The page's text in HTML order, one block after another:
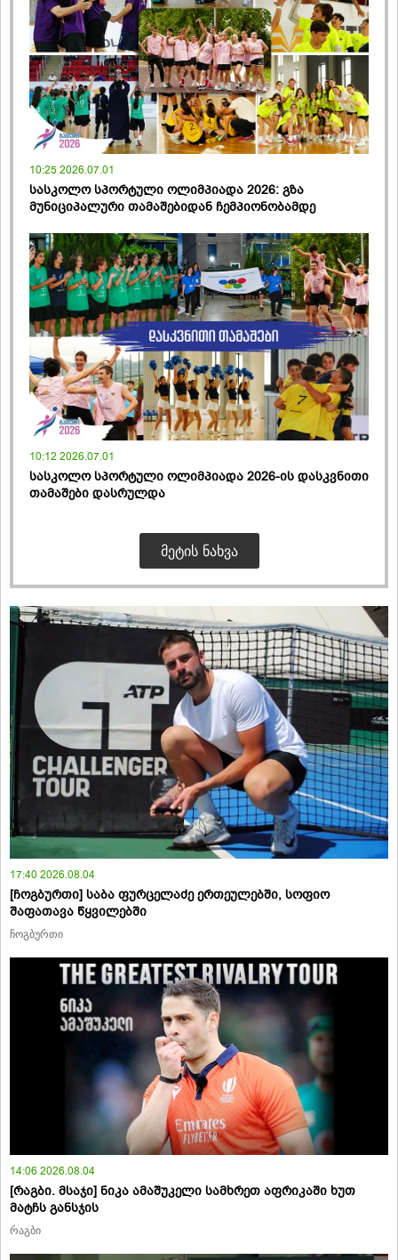
10:25 2026.07.01
სასკოლო სპორტული ოლიმპიადა 2026: გზა
მუნიციპალური თამაშებიდან ჩემპიონობამდე
10:12 2026.07.01
სასკოლო სპორტული ოლიმპიადა 2026-ის დასკვნითი
თამაშები დასრულდა
ᲛᲔᲢᲘᲡ ᲜᲐᲮᲕᲐ
17:40 2026.08.04
[ჩოგბურთი] საბა ფურცელაძე ერთეულებში, სოფიო
შაფათავა წყვილებში
ჩოგბურთი
14:06 2026.08.04
[რაგბი. მსაჯი] ნიკა ამაშუკელი სამხრეთ აფრიკაში ხუთ
მატჩს განსჯის
რაგბი